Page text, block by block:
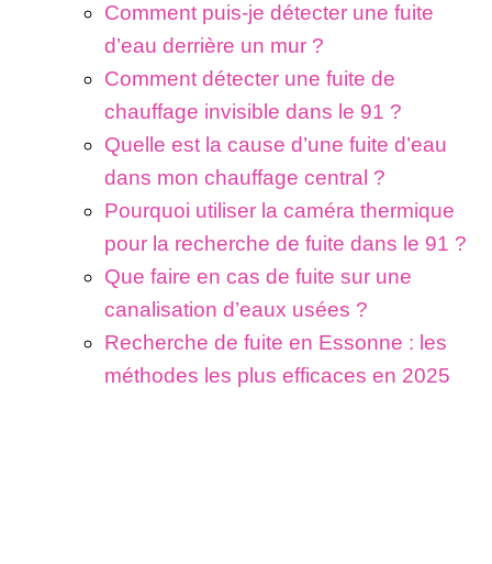
Comment puis-je détecter une fuite
d’eau derrière un mur ?
Comment détecter une fuite de
chauffage invisible dans le 91 ?
Quelle est la cause d’une fuite d’eau
dans mon chauffage central ?
Pourquoi utiliser la caméra thermique
pour la recherche de fuite dans le 91 ?
Que faire en cas de fuite sur une
canalisation d’eaux usées ?
Recherche de fuite en Essonne : les
méthodes les plus efficaces en 2025